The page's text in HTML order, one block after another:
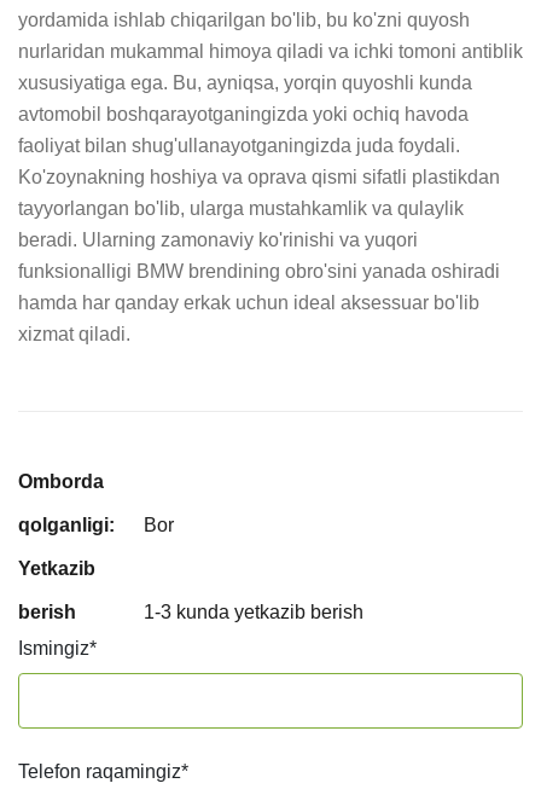
yordamida ishlab chiqarilgan bo'lib, bu ko'zni quyosh
nurlaridan mukammal himoya qiladi va ichki tomoni antiblik
xususiyatiga ega. Bu, ayniqsa, yorqin quyoshli kunda
avtomobil boshqarayotganingizda yoki ochiq havoda
faoliyat bilan shug'ullanayotganingizda juda foydali.
Ko'zoynakning hoshiya va oprava qismi sifatli plastikdan
tayyorlangan bo'lib, ularga mustahkamlik va qulaylik
beradi. Ularning zamonaviy ko'rinishi va yuqori
funksionalligi BMW brendining obro'sini yanada oshiradi
hamda har qanday erkak uchun ideal aksessuar bo'lib
xizmat qiladi.
Omborda
qolganligi: Bor
Yetkazib
berish
1-3 kunda yetkazib berish
Ismingiz*
Telefon raqamingiz*